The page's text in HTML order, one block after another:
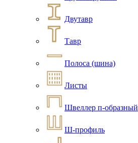
Двутавр
Тавр
Полоса (шина)
Листы
Швеллер п-образный
Ш-профиль